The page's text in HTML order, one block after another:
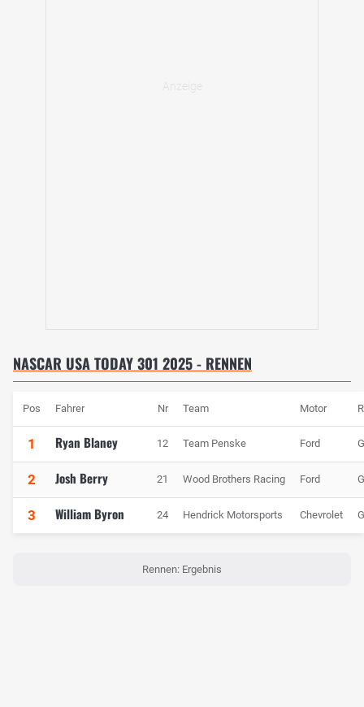
NASCAR USA TODAY 301 2025 - RENNEN
Pos Fahrer Nr Team Motor
1 Ryan Blaney 12 Team Penske Ford
2 Josh Berry 21 Wood Brothers Racing Ford
3 William Byron 24 Hendrick Motorsports Chevrolet
Rennen: Ergebnis